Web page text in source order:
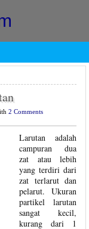
2 Comments
Larutan adalah
campuran dua
zat atau lebih
yang terdiri dari
zat terlarut dan
pelarut. Ukuran
partikel larutan
sangat kecil,
kurang dari 1